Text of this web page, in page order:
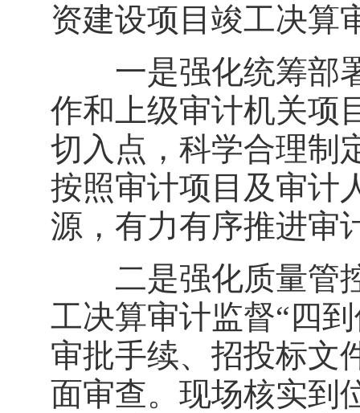
资建设项目竣工决算
一是强化统筹部署
作和上级审计机关项
切入点，科学合理制
按照审计项目及审计
源，有力有序推进审
二是强化质量管控
工决算审计监督“四
审批手续、招投标文
面审查。现场核实到